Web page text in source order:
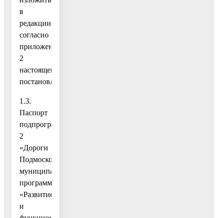
в
редакции
согласно
приложению
2
настоящему
постановлению;
1.3.
Паспорт
подпрограммы
2
«Дороги
Подмосковья»
муниципальной
программы
«Развитие
и